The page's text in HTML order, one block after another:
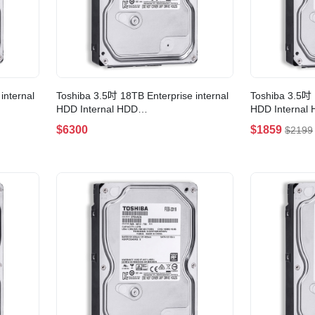
Toshiba 3.5吋 18TB Enterprise internal
HDD Internal HDD
18TB/7200rpm/Cache
256MB(MG09ACA18TE)
$6300
Toshiba 3.5
HDD Internal
14TB/
$1859 $2199